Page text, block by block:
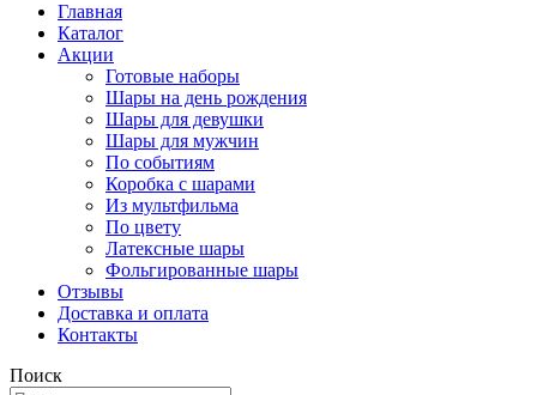
Главная
Каталог
Акции
Готовые наборы
Шары на день рождения
Шары для девушки
Шары для мужчин
По событиям
Коробка с шарами
Из мультфильма
По цвету
Латексные шары
Фольгированные шары
Отзывы
Доставка и оплата
Контакты
Поиск